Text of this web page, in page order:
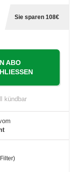
Sie sparen 108€
ABO
kündbar